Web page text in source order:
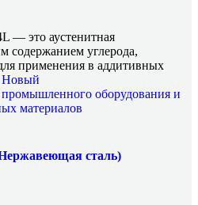
— это аустенитная
содержанием углерода,
применения в аддитивных
Новый
сталь)